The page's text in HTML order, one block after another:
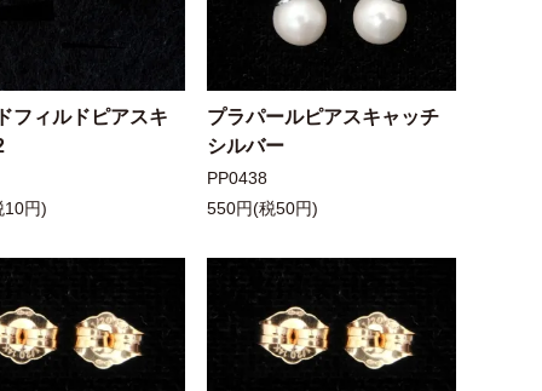
フィルドピアスキ
10円)
プラパールピアスキャッチ
シルバー
PP0438
550円(税50円)